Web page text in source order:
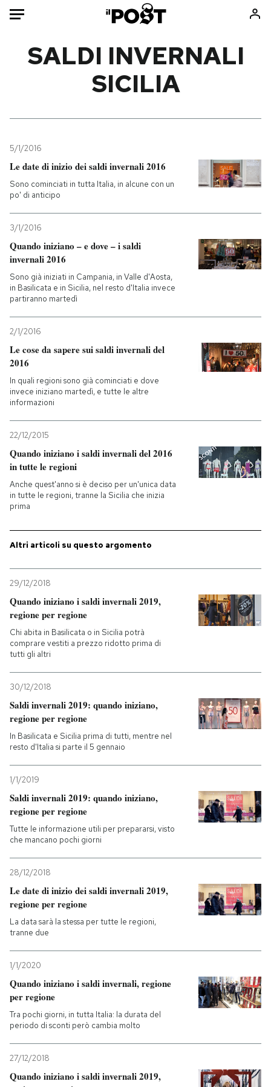
Mondo
Tecnologia
Internet
Scienza
Economia
Sport
Libri
Ok Boomer!
Media
Mondiali calcio 2026
PODCAST
NEWSLETTER
I MIEI PREFERITI
CALENDARIO
AREA PERSONALE
SALDI INVERNALI
SICILIA
5/1/2016
Le date di inizio dei saldi invernali 2016
Sono cominciati in tutta Italia, in alcune con un
po' di anticipo
3/1/2016
Quando iniziano – e dove – i saldi
invernali 2016
Sono già iniziati in Campania, in Valle d'Aosta,
in Basilicata e in Sicilia, nel resto d'Italia invece
partiranno martedì
2/1/2016
Le cose da sapere sui saldi invernali del
2016
In quali regioni sono già cominciati e dove
invece iniziano martedì, e tutte le altre
informazioni
22/12/2015
Quando iniziano i saldi invernali del 2016
in tutte le regioni
Anche quest'anno si è deciso per un'unica data
in tutte le regioni, tranne la Sicilia che inizia
prima
Altri articoli su questo argomento
29/12/2018
Quando iniziano i saldi invernali 2019,
regione per regione
Chi abita in Basilicata o in Sicilia potrà
comprare vestiti a prezzo ridotto prima di
tutti gli altri
30/12/2018
Saldi invernali 2019: quando iniziano,
regione per regione
In Basilicata e Sicilia prima di tutti, mentre nel
resto d'Italia si parte il 5 gennaio
1/1/2019
Saldi invernali 2019: quando iniziano,
regione per regione
Tutte le informazione utili per prepararsi, visto
che mancano pochi giorni
28/12/2018
Le date di inizio dei saldi invernali 2019,
regione per regione
La data sarà la stessa per tutte le regioni,
tranne due
1/1/2020
Quando iniziano i saldi invernali, regione
per regione
Tra pochi giorni, in tutta Italia: la durata del
periodo di sconti però cambia molto
27/12/2018
Quando iniziano i saldi invernali 2019,